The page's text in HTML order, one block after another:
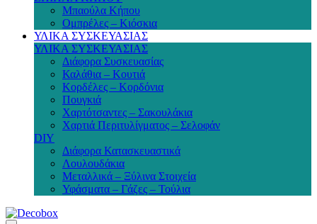
Μπαούλα Κήπου
Ομπρέλες – Κιόσκια
ΥΛΙΚΑ ΣΥΣΚΕΥΑΣΙΑΣ
ΥΛΙΚΑ ΣΥΣΚΕΥΑΣΙΑΣ
Διάφορα Συσκευασίας
Καλάθια – Κουτιά
Κορδέλες – Κορδόνια
Πουγκιά
Χαρτότσαντες – Σακουλάκια
Χαρτιά Περιτυλίγματος – Σελοφάν
DIY
Διάφορα Κατασκευαστικά
Λουλουδάκια
Μεταλλικά – Ξύλινα Στοιχεία
Υφάσματα – Γάζες – Τούλια